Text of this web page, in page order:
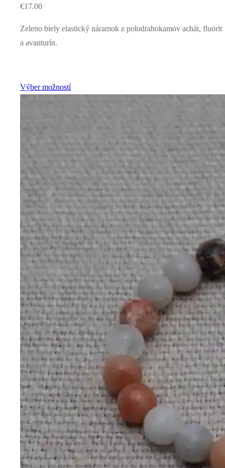
€17.00
Zeleno biely elastický náramok z polodrahokamov achát, fluorit
a avanturín.
Výber možností